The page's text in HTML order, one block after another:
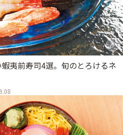
夷前寿司4選。旬のとろけるネ